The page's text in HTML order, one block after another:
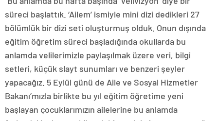
süreci başlattık. ‘Ailem’ ismiyle mini dizi dedikleri 27
bölümlük bir dizi seti oluşturmuş olduk. Onun dışında
eğitim öğretim süreci başladığında okullarda bu
anlamda velilerimizle paylaşılmak üzere veri, bilgi
setleri, küçük slayt sunumları ve benzeri şeyler
yapacağız. 5 Eylül günü de Aile ve Sosyal Hizmetler
Bakanı’mızla birlikte bu yıl eğitim öğretime yeni
başlayan çocuklarımızın ailelerine bu anlamda